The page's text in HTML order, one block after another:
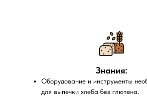
Знания:
Оборудование и инструменты
для выпечки хлеба без глютена.